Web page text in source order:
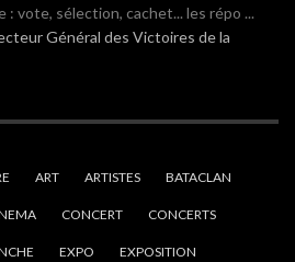
: vote, sélection, cachet... les répo ...
Général des Victoires de la
ART ARTISTES BATACLAN
CONCERT CONCERTS
EXPO EXPOSITION